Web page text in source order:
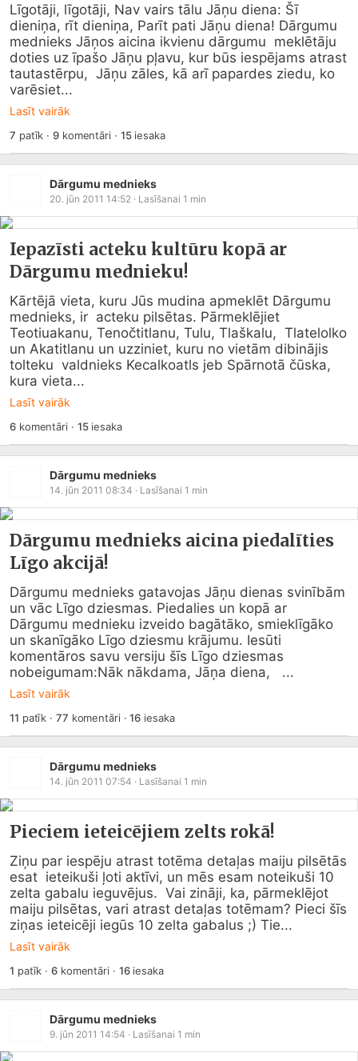
Līgotāji, līgotāji, Nav vairs tālu Jāņu diena: Šī
dieniņa, rīt dieniņa, Parīt pati Jāņu diena! Dārgumu
mednieks Jāņos aicina ikvienu dārgumu  meklētāju
doties uz īpašo Jāņu pļavu, kur būs iespējams atrast
tautastērpu,  Jāņu zāles, kā arī papardes ziedu, ko
varēsiet...
Lasīt vairāk
7 patīk ·9komentāri · 15iesaka
Dārgumu mednieks
20. jūn 2011 14:52 · Lasīšanai 1 min
Iepazīsti acteku kultūru kopā ar
Dārgumu mednieku!
Kārtējā vieta, kuru Jūs mudina apmeklēt Dārgumu
mednieks, ir  acteku pilsētas. Pārmeklējiet
Teotiuakanu, Tenočtitlanu, Tulu, Tlaškalu,  Tlatelolko
un Akatitlanu un uzziniet, kuru no vietām dibinājis
tolteku  valdnieks Kecalkoatls jeb Spārnotā čūska,
kura vieta...
Lasīt vairāk
6komentāri · 15iesaka
Dārgumu mednieks
14. jūn 2011 08:34 · Lasīšanai 1 min
Dārgumu mednieks aicina piedalīties
Līgo akcijā!
Dārgumu mednieks gatavojas Jāņu dienas svinībām
un vāc Līgo dziesmas. Piedalies un kopā ar
Dārgumu mednieku izveido bagātāko, smieklīgāko
un skanīgāko Līgo dziesmu krājumu. Iesūti
komentāros savu versiju šīs Līgo dziesmas
nobeigumam:Nāk nākdama, Jāņa diena,   ...
Lasīt vairāk
11 patīk · 77 komentāri ·16 iesaka
Dārgumu mednieks
14. jūn 2011 07:54 · Lasīšanai 1 min
Pieciem ieteicējiem zelts rokā!
Ziņu par iespēju atrast totēma detaļas maiju pilsētās
esat  ieteikuši ļoti aktīvi, un mēs esam noteikuši 10
zelta gabalu ieguvējus.  Vai zināji, ka, pārmeklējot
maiju pilsētas, vari atrast detaļas totēmam? Pieci šīs
ziņas ieteicēji iegūs 10 zelta gabalus ;) Tie...
Lasīt vairāk
1 patīk ·6komentāri · 16iesaka
Dārgumu mednieks
9. jūn 2011 14:54 · Lasīšanai 1 min